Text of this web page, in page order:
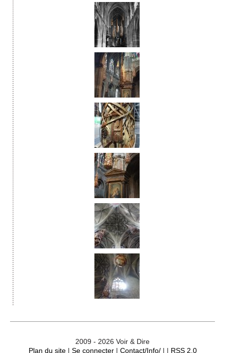
2009 - 2026 Voir & Dire
Plan du site| Se connecter| Contact/Info/| | RSS 2.0